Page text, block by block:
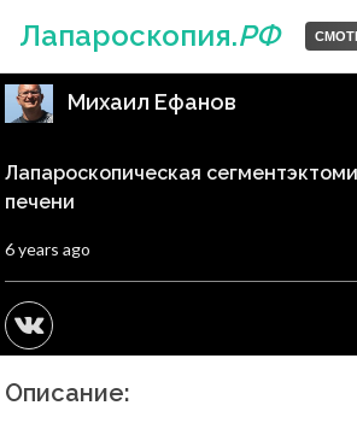
Лапароскопия.РФ
Михаил Ефанов
Лапароскопическая
печени
6 years ago
Описание: